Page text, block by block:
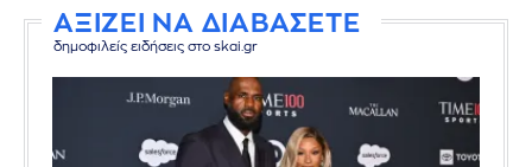
ΑΞΙΖΕΙ ΝΑ ΔΙΑΒΑΣΕΤΕ
δημοφιλείς ειδήσεις στο skai.gr